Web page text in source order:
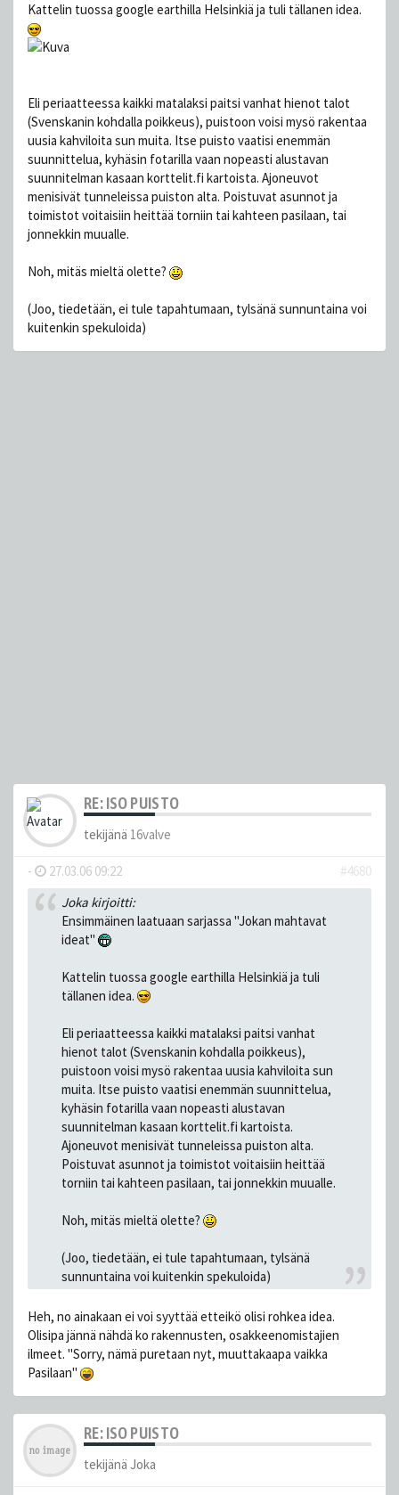
Kattelin tuossa google earthilla Helsinkiä ja tuli tällanen idea.
Eli periaatteessa kaikki matalaksi paitsi vanhat hienot talot
(Svenskanin kohdalla poikkeus), puistoon voisi mysö rakentaa
uusia kahviloita sun muita. Itse puisto vaatisi enemmän
suunnittelua, kyhäsin fotarilla vaan nopeasti alustavan
suunnitelman kasaan korttelit.fi kartoista. Ajoneuvot
menisivät tunneleissa puiston alta. Poistuvat asunnot ja
toimistot voitaisiin heittää torniin tai kahteen pasilaan, tai
jonnekkin muualle.
Noh, mitäs mieltä olette?
(Joo, tiedetään, ei tule tapahtumaan, tylsänä sunnuntaina voi
kuitenkin spekuloida)
RE: ISO PUISTO
tekijänä 16valve
- 27.03.06 09:22
#4680
Joka kirjoitti:
Ensimmäinen laatuaan sarjassa "Jokan mahtavat
ideat"
Kattelin tuossa google earthilla Helsinkiä ja tuli
tällanen idea.
Eli periaatteessa kaikki matalaksi paitsi vanhat
hienot talot (Svenskanin kohdalla poikkeus),
puistoon voisi mysö rakentaa uusia kahviloita sun
muita. Itse puisto vaatisi enemmän suunnittelua,
kyhäsin fotarilla vaan nopeasti alustavan
suunnitelman kasaan korttelit.fi kartoista.
Ajoneuvot menisivät tunneleissa puiston alta.
Poistuvat asunnot ja toimistot voitaisiin heittää
torniin tai kahteen pasilaan, tai jonnekkin muualle.
Noh, mitäs mieltä olette?
(Joo, tiedetään, ei tule tapahtumaan, tylsänä
sunnuntaina voi kuitenkin spekuloida)
Heh, no ainakaan ei voi syyttää etteikö olisi rohkea idea.
Olisipa jännä nähdä ko rakennusten, osakkeenomistajien
ilmeet. "Sorry, nämä puretaan nyt, muuttakaapa vaikka
Pasilaan"
RE: ISO PUISTO
tekijänä Joka